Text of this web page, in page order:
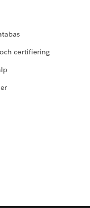
certifiering